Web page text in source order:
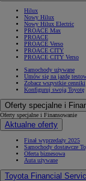
Hilux
Nowy Hilux
Nowy Hilux Electric
PROACE Max
PROACE
PROACE Verso
PROACE CITY
PROACE CITY Verso
Samochody używane
Umów się na jazdę
Zobacz wszystkie cenniki
Konfiguruj swoją Toyotę
Oferty specjalne i
Oferty specjalne i Finansowanie
Aktualne oferty
Finał wyprzedaży 2025
Samochody dostawcze
Oferta biznesowa
Auta używane
Toyota Financial